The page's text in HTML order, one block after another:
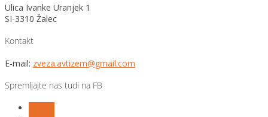
Ulica Ivanke Uranjek 1
SI-3310 Žalec
Kontakt
E-mail: zveza.avtizem@gmail.com
Spremljajte nas tudi na FB